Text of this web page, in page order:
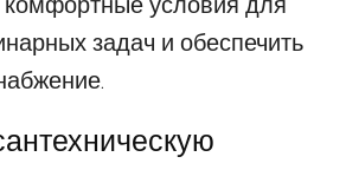
задач и обеспечить